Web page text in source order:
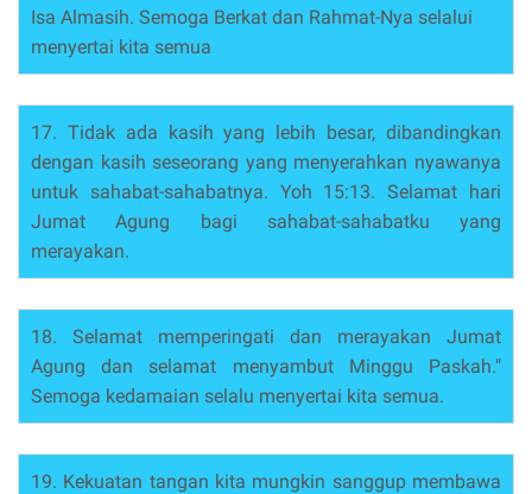
Isa Almasih. Semoga Berkat dan Rahmat-Nya selalui
menyertai kita semua
17. Tidak ada kasih yang lebih besar, dibandingkan
dengan kasih seseorang yang menyerahkan nyawanya
untuk sahabat-sahabatnya. Yoh 15:13. Selamat hari
Jumat Agung bagi sahabat-sahabatku yang
merayakan.
18. Selamat memperingati dan merayakan Jumat
Agung dan selamat menyambut Minggu Paskah."
Semoga kedamaian selalu menyertai kita semua.
19. Kekuatan tangan kita mungkin sanggup membawa